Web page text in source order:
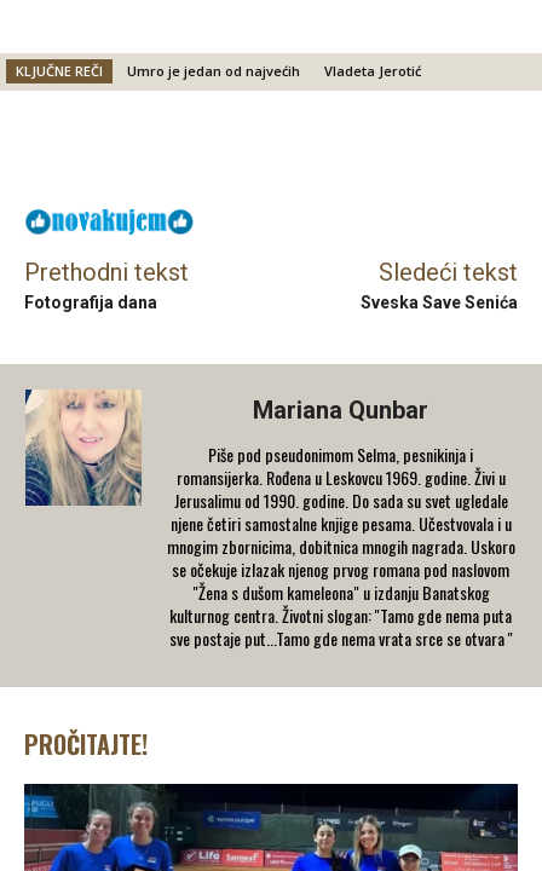
KLJUČNE REČI Umro je jedan od najvećih Vladeta Jerotić
Prethodni tekst
Fotografija dana
Sledeći tekst
Sveska Save Senića
Mariana Qunbar
Piše pod pseudonimom Selma, pesnikinja i
romansijerka. Rođena u Leskovcu 1969. godine. Živi u
Jerusalimu od 1990. godine. Do sada su svet ugledale
njene četiri samostalne knjige pesama. Učestvovala i u
mnogim zbornicima, dobitnica mnogih nagrada. Uskoro
se očekuje izlazak njenog prvog romana pod naslovom
"Žena s dušom kameleona" u izdanju Banatskog
kulturnog centra. Životni slogan: ''Tamo gde nema puta
sve postaje put...Tamo gde nema vrata srce se otvara ''
PROČITAJTE!